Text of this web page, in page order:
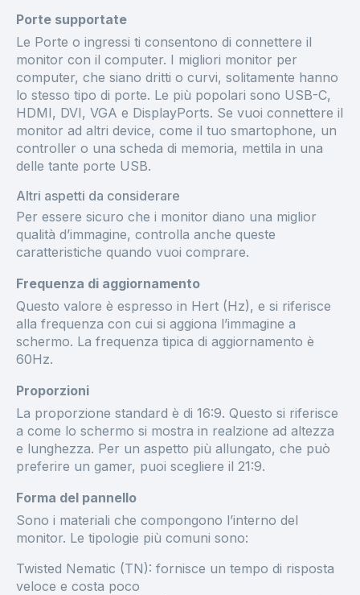
Porte supportate
Le Porte o ingressi ti consentono di connettere il
monitor con il computer. I migliori monitor per
computer, che siano dritti o curvi, solitamente hanno
lo stesso tipo di porte. Le più popolari sono USB-C,
HDMI, DVI, VGA e DisplayPorts. Se vuoi connettere il
monitor ad altri device, come il tuo smartophone, un
controller o una scheda di memoria, mettila in una
delle tante porte USB.
Altri aspetti da considerare
Per essere sicuro che i monitor diano una miglior
qualità d’immagine, controlla anche queste
caratteristiche quando vuoi comprare.
Frequenza di aggiornamento
Questo valore è espresso in Hert (Hz), e si riferisce
alla frequenza con cui si aggiona l’immagine a
schermo. La frequenza tipica di aggiornamento è
60Hz.
Proporzioni
La proporzione standard è di 16:9. Questo si riferisce
a come lo schermo si mostra in realzione ad altezza
e lunghezza. Per un aspetto più allungato, che può
preferire un gamer, puoi scegliere il 21:9.
Forma del pannello
Sono i materiali che compongono l’interno del
monitor. Le tipologie più comuni sono:
Twisted Nematic (TN): fornisce un tempo di risposta
veloce e costa poco